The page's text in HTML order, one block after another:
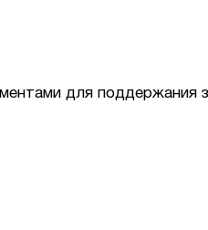
для поддержания